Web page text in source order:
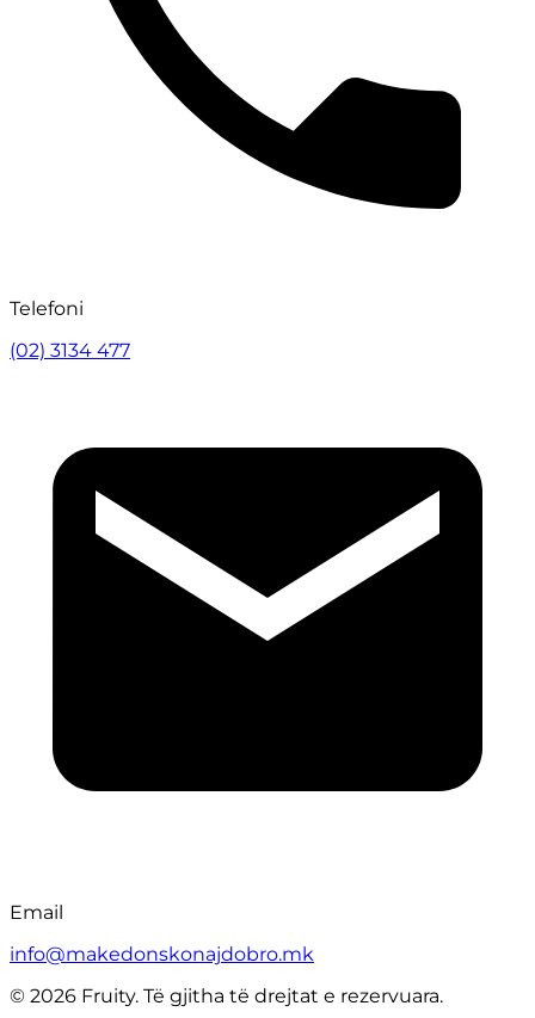
Telefoni
(02) 3134 477
Email
info@makedonskonajdobro.mk
© 2026 Fruity. Të gjitha të drejtat e rezervuara.